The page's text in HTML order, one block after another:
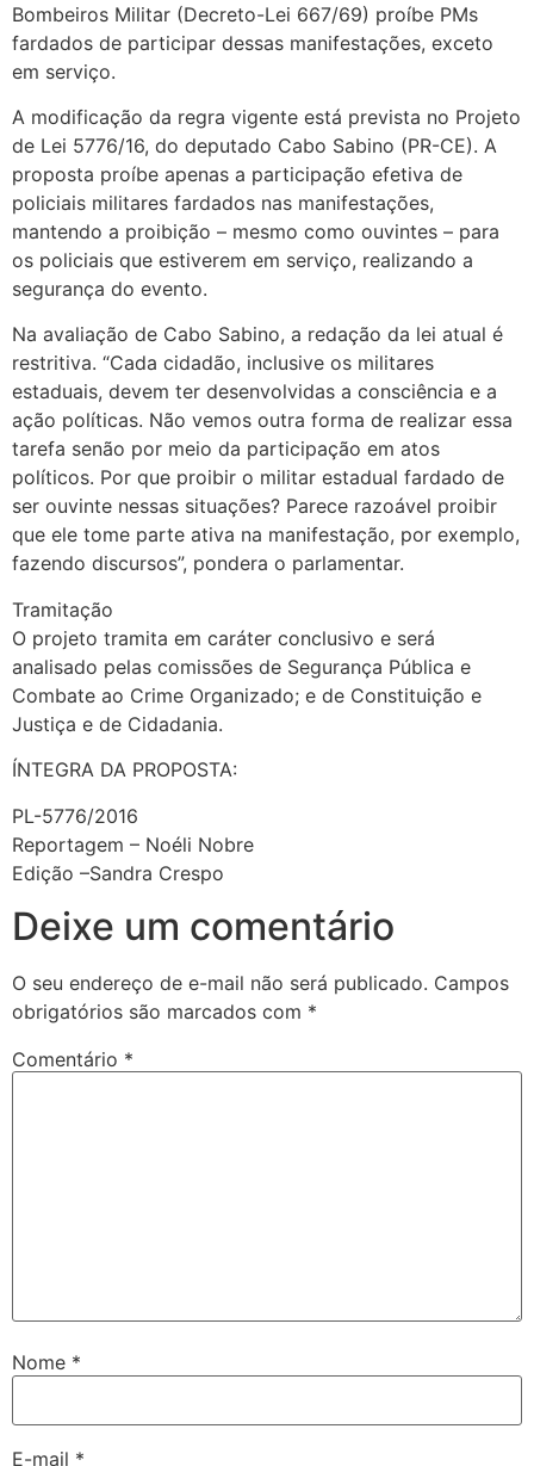
Bombeiros Militar (Decreto-Lei 667/69) proíbe PMs
fardados de participar dessas manifestações, exceto
em serviço.
A modificação da regra vigente está prevista no Projeto
de Lei 5776/16, do deputado Cabo Sabino (PR-CE). A
proposta proíbe apenas a participação efetiva de
policiais militares fardados nas manifestações,
mantendo a proibição – mesmo como ouvintes – para
os policiais que estiverem em serviço, realizando a
segurança do evento.
Na avaliação de Cabo Sabino, a redação da lei atual é
restritiva. “Cada cidadão, inclusive os militares
estaduais, devem ter desenvolvidas a consciência e a
ação políticas. Não vemos outra forma de realizar essa
tarefa senão por meio da participação em atos
políticos. Por que proibir o militar estadual fardado de
ser ouvinte nessas situações? Parece razoável proibir
que ele tome parte ativa na manifestação, por exemplo,
fazendo discursos”, pondera o parlamentar.
Tramitação
O projeto tramita em caráter conclusivo e será
analisado pelas comissões de Segurança Pública e
Combate ao Crime Organizado; e de Constituição e
Justiça e de Cidadania.
ÍNTEGRA DA PROPOSTA:
PL-5776/2016
Reportagem – Noéli Nobre
Edição –Sandra Crespo
Deixe um comentário
O seu endereço de e-mail não será publicado. Campos
obrigatórios são marcados com *
Comentário *
Nome *
E-mail *